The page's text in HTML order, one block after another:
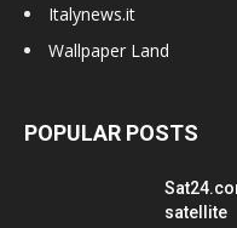
Italynews.it
Wallpaper Land
POPULAR POSTS
satellite